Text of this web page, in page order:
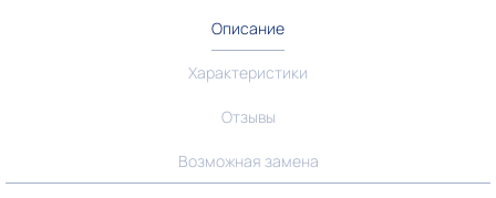
Описание
Характеристики
Отзывы
Возможная замена